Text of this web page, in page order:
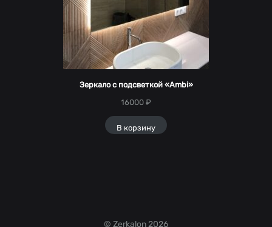
Зеркало с подсветкой «Ambi»
16000 ₽
В корзину
© Zerkalon 2026